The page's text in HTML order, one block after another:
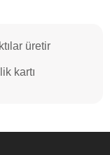
üretir
kartı